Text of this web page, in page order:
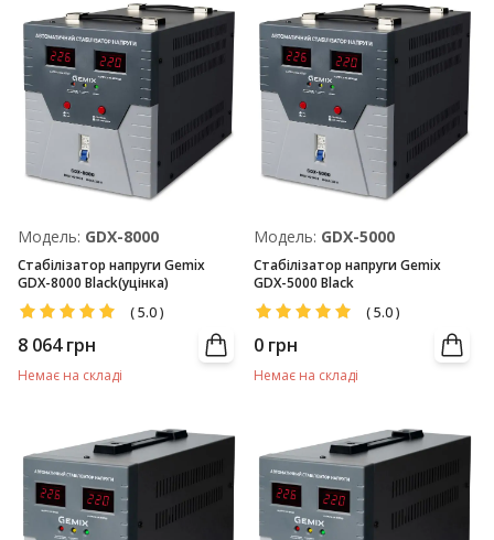
Модель: GDX-8000
Стабілізатор напруги Gemix
GDX-8000 Black(уцінка)
(5.0)
8 064 грн
Немає на складі
Модель: GDX-5000
Стабілізатор напруги Gemix
GDX-5000 Black
(5.0)
0 грн
Немає на складі